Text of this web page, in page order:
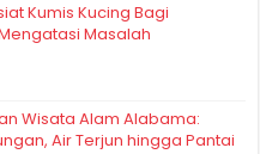
Kumis Kucing Bagi
Masalah
Wisata Alam Alabama:
Air Terjun hingga Pantai